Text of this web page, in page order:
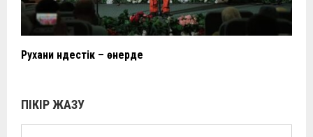
Рухани үндестік – өнерде
ПІКІР ЖАЗУ